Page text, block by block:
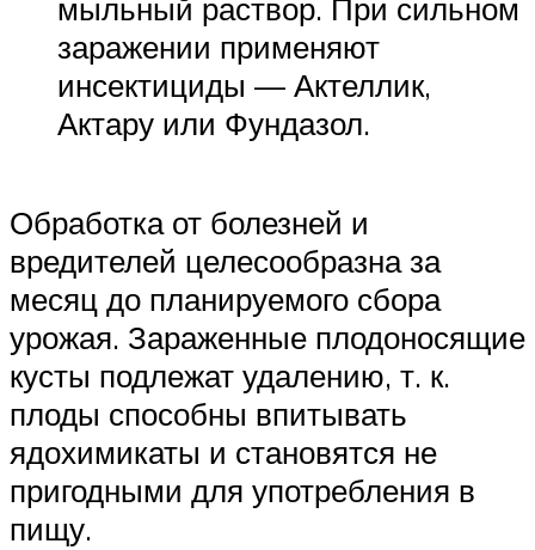
мыльный раствор. При сильном
заражении применяют
инсектициды — Актеллик,
Актару или Фундазол.
Обработка от болезней и
вредителей целесообразна за
месяц до планируемого сбора
урожая. Зараженные плодоносящие
кусты подлежат удалению, т. к.
плоды способны впитывать
ядохимикаты и становятся не
пригодными для употребления в
пищу.